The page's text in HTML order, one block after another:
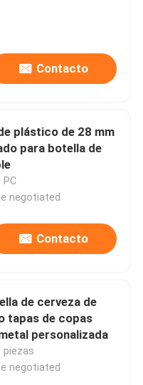
Contacto
plástico de 28 mm
para botella de
PC
negotiated
Contacto
de cerveza de
tapas de copas
personalizada
piezas
negotiated